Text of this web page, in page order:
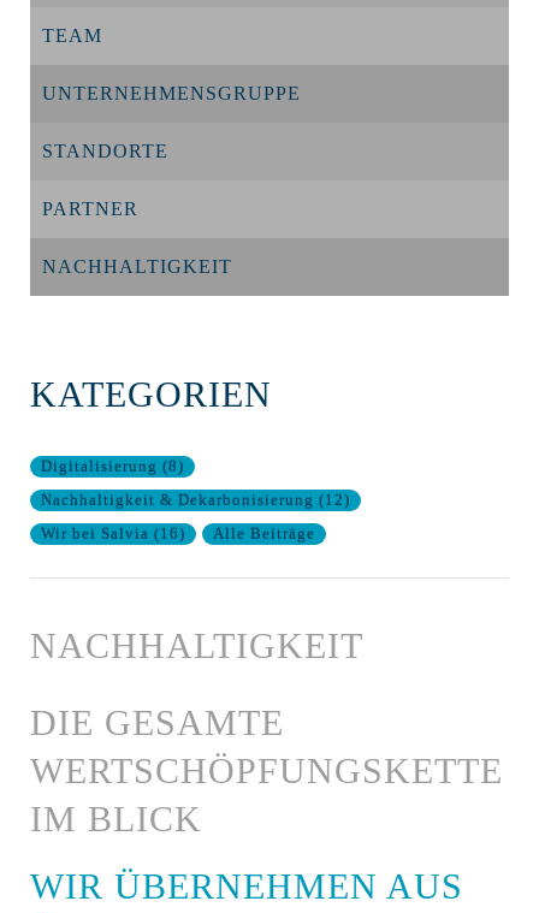
TEAM
UNTERNEHMENSGRUPPE
STANDORTE
PARTNER
NACHHALTIGKEIT
KATEGORIEN
Digitalisierung (8)
Nachhaltigkeit & Dekarbonisierung (12)
Wir bei Salvia (16) Alle Beiträge
NACHHALTIGKEIT
DIE GESAMTE
WERTSCHÖPFUNGSKETTE
IM BLICK
WIR ÜBERNEHMEN AUS